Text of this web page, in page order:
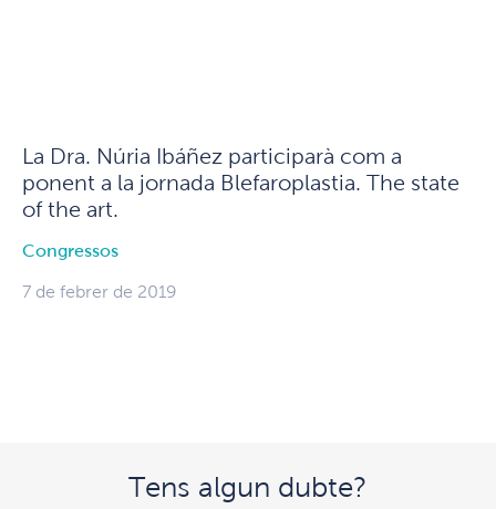
La Dra. Núria Ibáñez participarà com a
ponent a la jornada Blefaroplastia. The state
of the art.
Congressos
7 de febrer de 2019
Tens algun dubte?